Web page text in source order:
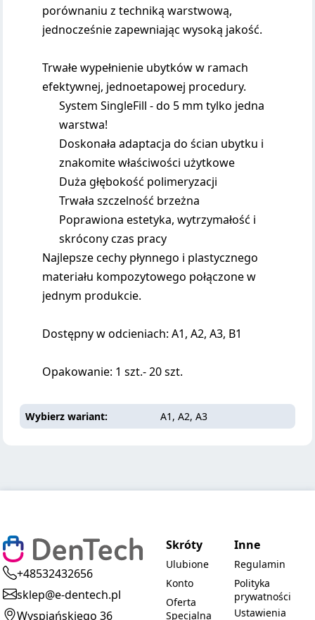
porównaniu z techniką warstwową,
jednocześnie zapewniając wysoką jakość.
Trwałe wypełnienie ubytków w ramach
efektywnej, jednoetapowej procedury.
System SingleFill - do 5 mm tylko jedna
warstwa!
Doskonała adaptacja do ścian ubytku i
znakomite właściwości użytkowe
Duża głębokość polimeryzacji
Trwała szczelność brzeżna
Poprawiona estetyka, wytrzymałość i
skrócony czas pracy
Najlepsze cechy płynnego i plastycznego
materiału kompozytowego połączone w
jednym produkcie.
Dostępny w odcieniach: A1, A2, A3, B1
Opakowanie: 1 szt.- 20 szt.
Wybierz wariant A1, A2, A3
+48532432656
sklep@e-dentech.pl
Wyspiańskiego 36
Skróty
Ulubione
Konto
Oferta
Specjalna
Inne
Regulamin
Polityka
prywatności
Ustawienia